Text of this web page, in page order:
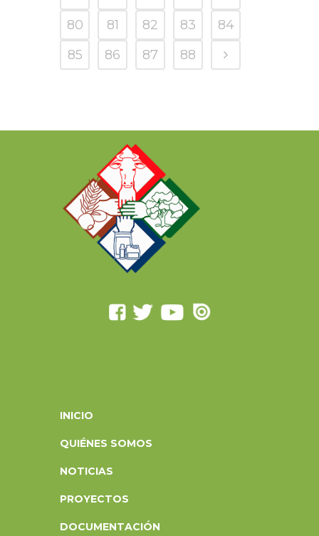
80
81 82 83
84
85
86 87 88
INICIO
QUIÉNES SOMOS
NOTICIAS
PROYECTOS
DOCUMENTACIÓN